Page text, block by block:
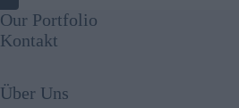
Our Portfolio
Kontakt
Über Uns